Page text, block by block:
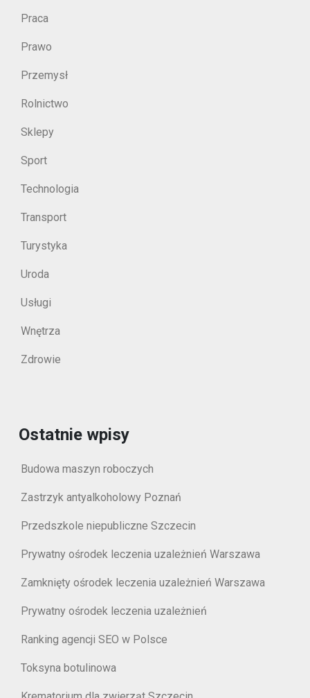
Praca
Prawo
Przemysł
Rolnictwo
Sklepy
Sport
Technologia
Transport
Turystyka
Uroda
Usługi
Wnętrza
Zdrowie
Ostatnie wpisy
Budowa maszyn roboczych
Zastrzyk antyalkoholowy Poznań
Przedszkole niepubliczne Szczecin
Prywatny ośrodek leczenia uzależnień Warszawa
Zamknięty ośrodek leczenia uzależnień Warszawa
Prywatny ośrodek leczenia uzależnień
Ranking agencji SEO w Polsce
Toksyna botulinowa